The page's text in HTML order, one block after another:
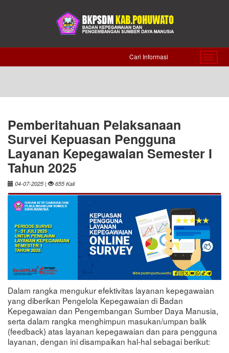
Pemberitahuan Pelaksanaan
Survei Kepuasan Pengguna
Layanan Kepegawaian Semester I
Tahun 2025
04-07-2025| 655 Kali
Dalam rangka mengukur efektivitas layanan kepegawaian
yang diberikan Pengelola Kepegawaian di Badan
Kepegawaian dan Pengembangan Sumber Daya Manusia,
serta dalam rangka menghimpun masukan/umpan balik
(feedback) atas layanan kepegawaian dan para pengguna
layanan, dengan ini disampaikan hal-hal sebagai berikut: